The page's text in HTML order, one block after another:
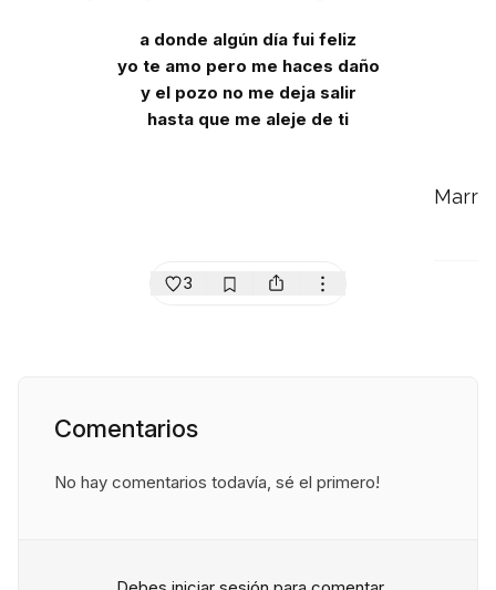
a donde algún día fui feliz
yo te amo pero me haces daño
y el pozo no me deja salir
hasta que me aleje de ti
Marr
3
Comentarios
No hay comentarios todavía, sé el primero!